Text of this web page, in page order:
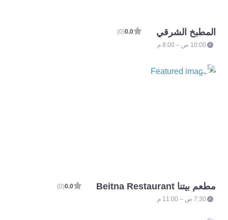
المطبخ الشرقي 0.0
(0)
10:00 ص – 8:00 م
مطعم بيتنا Beitna Restaurant 0.0
(0)
7:30 ص – 11:00 م